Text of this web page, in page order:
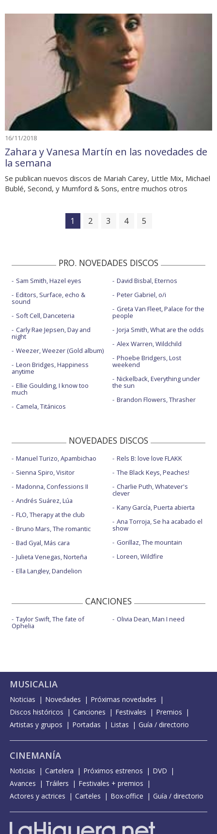
16/11/2018
Zahara y Vanesa Martín en las novedades de
la semana
Se publican nuevos discos de Mariah Carey, Little Mix, Michael
Bublé, Second, y Mumford & Sons, entre muchos otros
1 2 3 4 5
PRO. NOVEDADES DISCOS
Sam Smith, Hazel eyes
Editors, Surface, echo &
sound
Soft Cell, Danceteria
Carly Rae Jepsen, Day and
night
Weezer, Weezer (Gold album)
Leon Bridges, Happiness
anytime
Ellie Goulding, I know too
much
Camela, Titánicos
David Bisbal, Eternos
Peter Gabriel, o/i
Greta Van Fleet, Palace for the
people
Jorja Smith, What are the odds
Alex Warren, Wildchild
Phoebe Bridgers, Lost
weekend
Nickelback, Everything under
the sun
Brandon Flowers, Thrasher
NOVEDADES DISCOS
Manuel Turizo, Apambichao
Sienna Spiro, Visitor
Madonna, Confessions II
Andrés Suárez, Lúa
FLO, Therapy at the club
Bruno Mars, The romantic
Bad Gyal, Más cara
Julieta Venegas, Norteña
Ella Langley, Dandelion
Rels B: love love FLAKK
The Black Keys, Peaches!
Charlie Puth, Whatever's
clever
Kany García, Puerta abierta
Ana Torroja, Se ha acabado el
show
Gorillaz, The mountain
Loreen, Wildfire
CANCIONES
Taylor Swift, The fate of
Ophelia
Olivia Dean, Man I need
MUSICALIA
Noticias Novedades
Próximas novedades
Discos históricos
Canciones Festivales
Premios
Artistas y grupos
Portadas Listas Guía / directorio
CINEMANÍA
Noticias Cartelera Próximos estrenos
DVD
Avances
Tráilers
Festivales + premios
Actores y actrices
Carteles Box-office Guía / directorio